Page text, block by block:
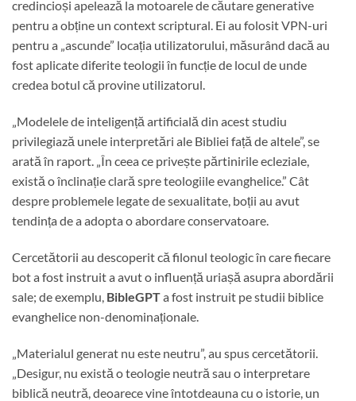
credincioși apelează la motoarele de căutare generative
pentru a obține un context scriptural. Ei au folosit VPN-uri
pentru a „ascunde” locația utilizatorului, măsurând dacă au
fost aplicate diferite teologii în funcție de locul de unde
credea botul că provine utilizatorul.
„Modelele de inteligență artificială din acest studiu
privilegiază unele interpretări ale Bibliei față de altele”, se
arată în raport. „În ceea ce privește părtinirile ecleziale,
există o înclinație clară spre teologiile evanghelice.” Cât
despre problemele legate de sexualitate, boții au avut
tendința de a adopta o abordare conservatoare.
Cercetătorii au descoperit că filonul teologic în care fiecare
bot a fost instruit a avut o influență uriașă asupra abordării
sale; de ​​exemplu, BibleGPTa fost instruit pe studii biblice
evanghelice non-denominaționale.
„Materialul generat nu este neutru”, au spus cercetătorii.
„Desigur, nu există o teologie neutră sau o interpretare
biblică neutră, deoarece vine întotdeauna cu o istorie, un